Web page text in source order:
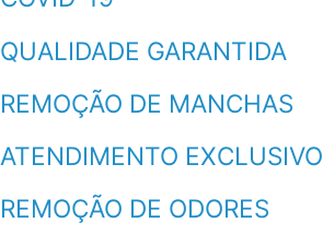
QUALIDADE GARANTIDA
REMOÇÃO DE MANCHAS
ATENDIMENTO EXCLUSIVO
REMOÇÃO DE ODORES